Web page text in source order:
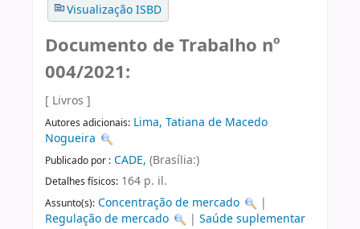
Visualização ISBD
Documento de Trabalho nº
004/2021:
[ Livros ]
Autores adicionais: Lima, Tatiana de Macedo
Nogueira
Publicado por : CADE, (Brasília:)
Detalhes físicos: 164 p. il.
Assunto(s): Concentração de mercado
|
Regulação de mercado
|Saúde suplementar